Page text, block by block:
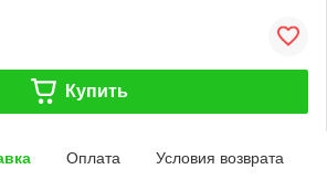
Купить
Оплата Условия возврата